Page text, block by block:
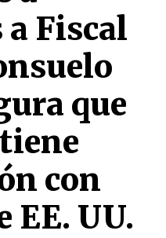
Fiscal
que
con
EE. UU.